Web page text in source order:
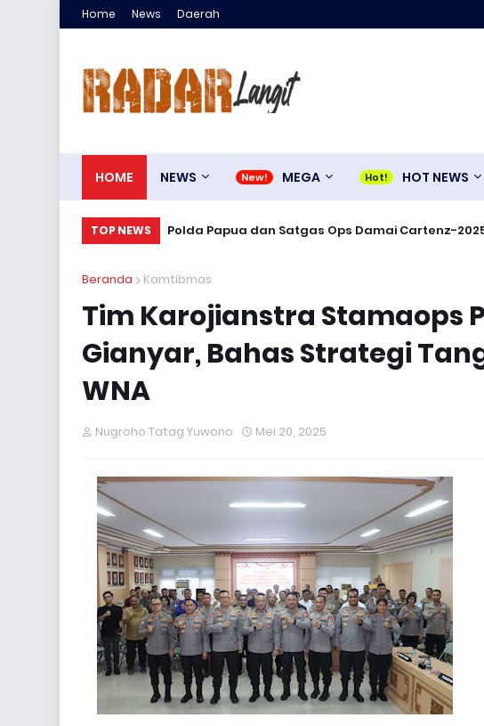
Home News Daerah
HOME NEWS MEGA HOT NEWS
TOP NEWS Polda Papua dan Satgas Ops Damai Cartenz-
Beranda Kamtibmas
Tim Karojianstra Stamaops
Gianyar, Bahas Strategi
WNA
Nugroho Tatag Yuwono Mei 20, 2025